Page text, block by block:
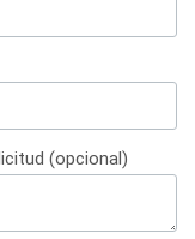
(opcional)